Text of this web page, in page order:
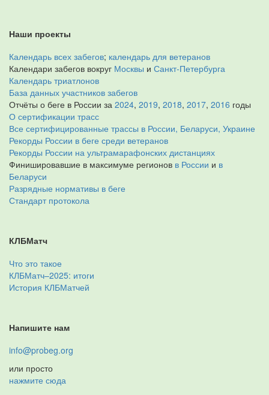
Наши проекты
Календарь всех забегов; календарь для ветеранов
Календари забегов вокруг Москвы и Санкт-Петербурга
Календарь триатлонов
База данных участников забегов
Отчёты о беге в России за 2024, 2019, 2018, 2017, 2016 годы
О сертификации трасс
Все сертифицированные трассы в России, Беларуси, Украине
Рекорды России в беге среди ветеранов
Рекорды России на ультрамарафонских дистанциях
Финишировавшие в максимуме регионов в России и в
Беларуси
Разрядные нормативы в беге
Стандарт протокола
КЛБМатч
Что это такое
КЛБМатч–2025: итоги
История КЛБМатчей
Напишите нам
info@probeg.org
или просто
нажмите сюда